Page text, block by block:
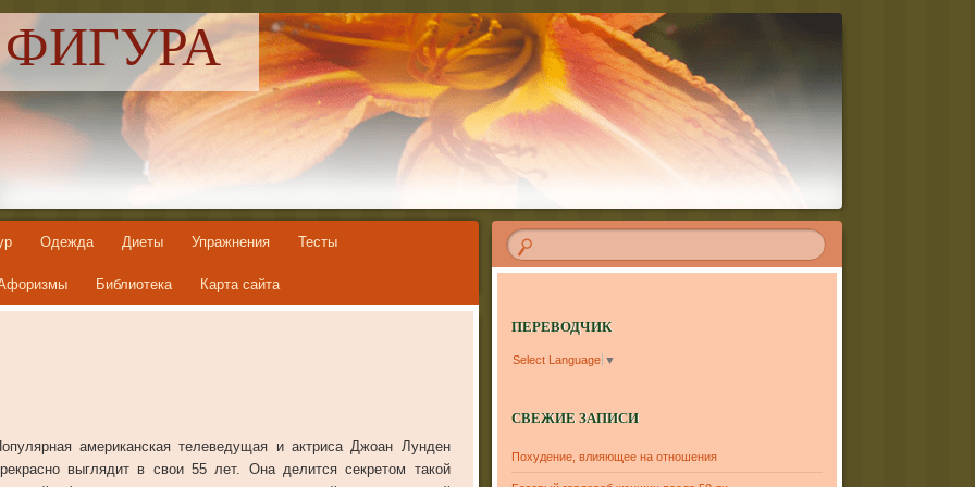
Одежда Диеты Упражнения Тесты
Библиотека Карта сайта
американская телеведущая и актриса Джоан Лунден
выглядит в свои 55 лет. Она делится секретом такой
ПЕРЕВОДЧИК
Select Language ▼
СВЕЖИЕ ЗАПИСИ
Похудение, влияющее на отношения